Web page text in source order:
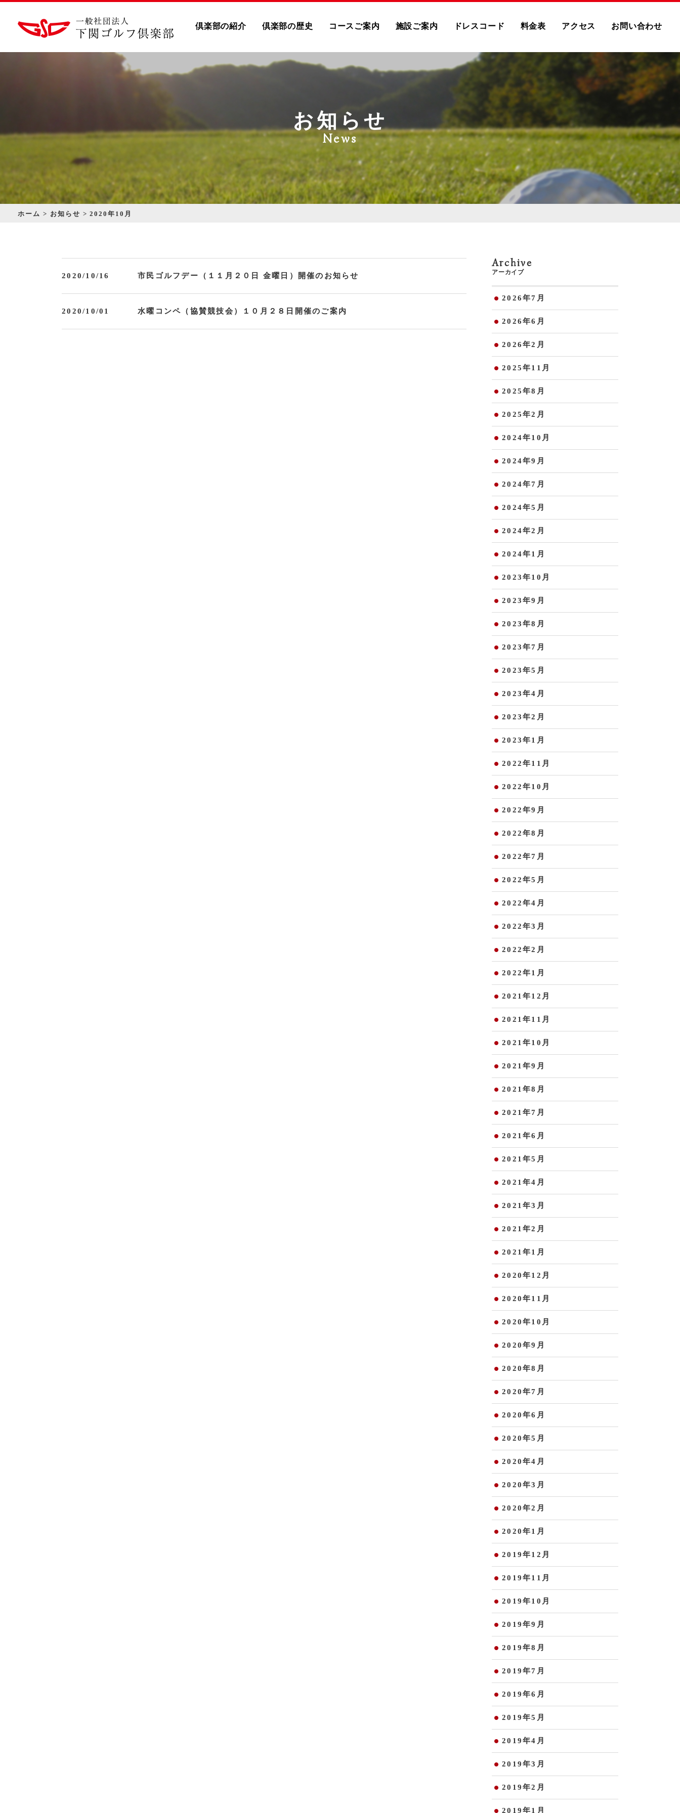
倶楽部の紹介 倶楽部の歴史 コースご案内 施設ご案内 ドレスコード 料金表 アクセス お問い合わせ
お知らせ
News
ホーム お知らせ 2020年10月
2020/10/16 市民ゴルフデー（１１月２０日 金曜日）開催のお知らせ
2020/10/01 水曜コンペ（協賛競技会）１０月２８日開催のご案内
Archive
アーカイブ
2026年7月
2026年6月
2026年2月
2025年11月
2025年8月
2025年2月
2024年10月
2024年9月
2024年7月
2024年5月
2024年2月
2024年1月
2023年10月
2023年9月
2023年8月
2023年7月
2023年5月
2023年4月
2023年2月
2023年1月
2022年11月
2022年10月
2022年9月
2022年8月
2022年7月
2022年5月
2022年4月
2022年3月
2022年2月
2022年1月
2021年12月
2021年11月
2021年10月
2021年9月
2021年8月
2021年7月
2021年6月
2021年5月
2021年4月
2021年3月
2021年2月
2021年1月
2020年12月
2020年11月
2020年10月
2020年9月
2020年8月
2020年7月
2020年6月
2020年5月
2020年4月
2020年3月
2020年2月
2020年1月
2019年12月
2019年11月
2019年10月
2019年9月
2019年8月
2019年7月
2019年6月
2019年5月
2019年4月
2019年3月
2019年2月
2019年1月